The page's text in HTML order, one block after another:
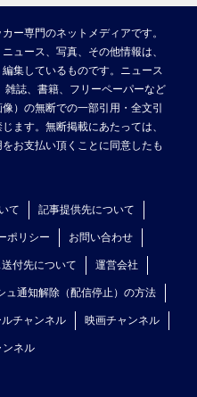
ー専門のネットメディアです。
ュース、写真、その他情報は、
集しているものです。ニュース
誌、書籍、フリーペーパーなど
）の無断での一部引用・全文引
ます。無断掲載にあたっては、
お支払い頂くことに同意したも
て 記事提供先について
ポリシー お問い合わせ
付先について 運営会社
ュ通知解除（配信停止）の方法
チャンネル 映画チャンネル
ンネル